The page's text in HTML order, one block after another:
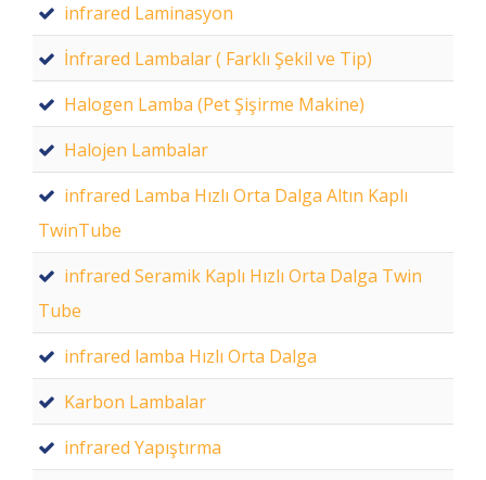
infrared Laminasyon
İnfrared Lambalar ( Farklı Şekil ve Tip)
Halogen Lamba (Pet Şişirme Makine)
Halojen Lambalar
infrared Lamba Hızlı Orta Dalga Altın Kaplı
TwinTube
infrared Seramik Kaplı Hızlı Orta Dalga Twin
Tube
infrared lamba Hızlı Orta Dalga
Karbon Lambalar
infrared Yapıştırma